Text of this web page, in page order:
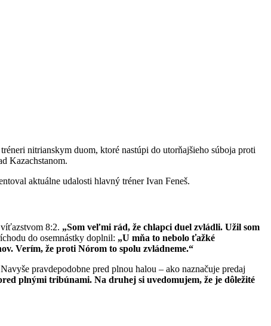
nitrianskym duom, ktoré nastúpi do utorňajšieho súboja proti
Kazachstanom.
aktuálne udalosti hlavný tréner Ivan Feneš.
8:2. „Som veľmi rád, že chlapci duel zvládli. Užil som
do osemnástky doplnil: „U mňa to nebolo ťažké
Verím, že proti Nórom to spolu zvládneme.“
pravdepodobne pred plnou halou – ako naznačuje predaj
plnými tribúnami. Na druhej si uvedomujem, že je dôležité